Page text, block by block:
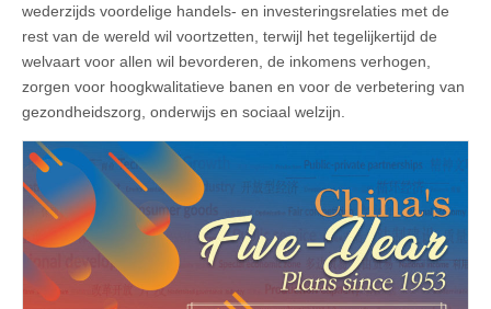
wederzijds voordelige handels- en investeringsrelaties met de
rest van de wereld wil voortzetten, terwijl het tegelijkertijd de
welvaart voor allen wil bevorderen, de inkomens verhogen,
zorgen voor hoogkwalitatieve banen en voor de verbetering van
gezondheidszorg, onderwijs en sociaal welzijn.